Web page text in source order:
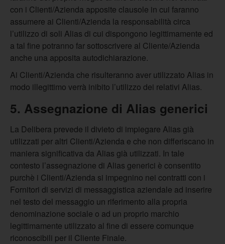
con i Clienti/Azienda apposite clausole in cui faranno
assumere ai Clienti/Azienda la responsabilità circa
l’utilizzo di soli Alias di cui dispongono legittimamente ed
a tal fine potranno far sottoscrivere al Cliente/Azienda
anche una apposita autodichiarazione.
Ai Clienti/Azienda che risulteranno aver utilizzato Alias in
modo illegittimo verrà inibito l’utilizzo dei relativi Alias.
5. Assegnazione di Alias generici
La Delibera prevede il divieto di impiegare Alias già
utilizzati per altri Clienti/Azienda e che non differiscano in
maniera significativa da Alias già utilizzati. In tale
contesto l’assegnazione di Alias generici è consentito
purchè i Clienti/Azienda si impegnino nei contratti con i
Fornitori di servizi di messaggistica aziendale ad inserire
nel testo del messaggio un riferimento alla propria
denominazione sociale o ad un proprio marchio
legittimamente utilizzato al fine di essere comunque
riconoscibili per il Cliente Finale.